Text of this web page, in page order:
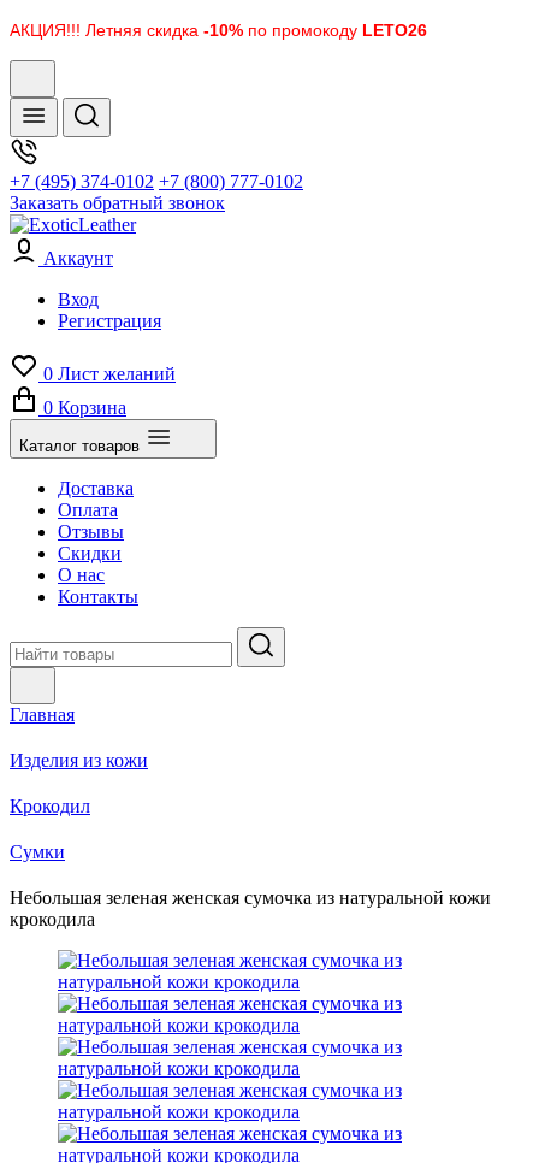
АКЦИЯ!!! Летняя скидка -10% по промокоду LETO26
+7 (495) 374-0102 +7 (800) 777-0102
Заказать обратный звонок
Аккаунт
Вход
Регистрация
0 Лист желаний
0 Корзина
Каталог товаров
Доставка
Оплата
Отзывы
Скидки
О нас
Контакты
Главная
Изделия из кожи
Крокодил
Cумки
Небольшая зеленая женская сумочка из натуральной кожи
крокодила